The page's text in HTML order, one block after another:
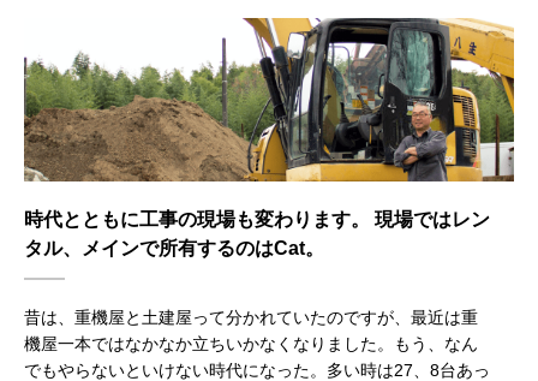
時代とともに工事の現場も変わります。 現場ではレン
タル、メインで所有するのはCat。
昔は、重機屋と土建屋って分かれていたのですが、最近は重
機屋一本ではなかなか立ちいかなくなりました。もう、なん
でもやらないといけない時代になった。多い時は27、8台あっ